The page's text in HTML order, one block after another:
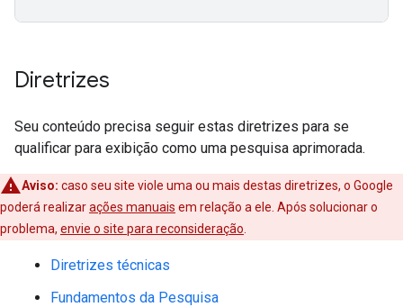
Diretrizes
Seu conteúdo precisa seguir estas diretrizes para se
qualificar para exibição como uma pesquisa aprimorada.
Aviso: caso seu site viole uma ou mais destas diretrizes, o Google
poderá realizarações manuais em relação a ele. Após solucionar o
problema, envie o site para reconsideração
Diretrizes técnicas
Fundamentos da Pesquisa